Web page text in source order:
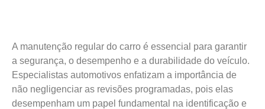
A manutenção regular do carro é essencial para garantir
a segurança, o desempenho e a durabilidade do veículo.
Especialistas automotivos enfatizam a importância de
não negligenciar as revisões programadas, pois elas
desempenham um papel fundamental na identificação e